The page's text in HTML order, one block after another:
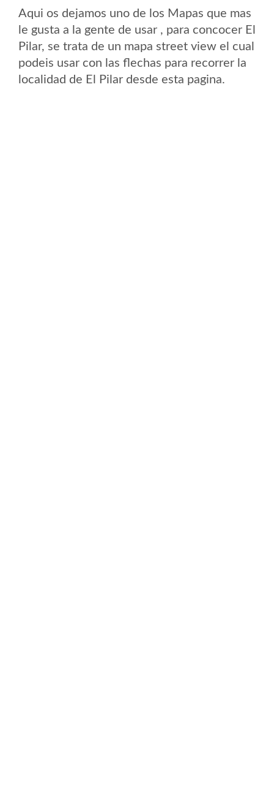
Aqui os dejamos uno de los Mapas que mas
le gusta a la gente de usar , para concocer El
Pilar, se trata de un mapa street view el cual
podeis usar con las flechas para recorrer la
localidad de El Pilar desde esta pagina.